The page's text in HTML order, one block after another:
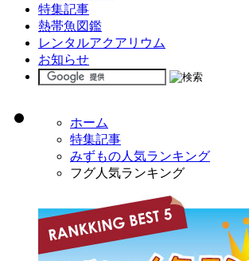
特集記事
熱帯魚図鑑
レンタルアクアリウム
お知らせ
ホーム
特集記事
みずもの人気ランキング
フグ人気ランキング